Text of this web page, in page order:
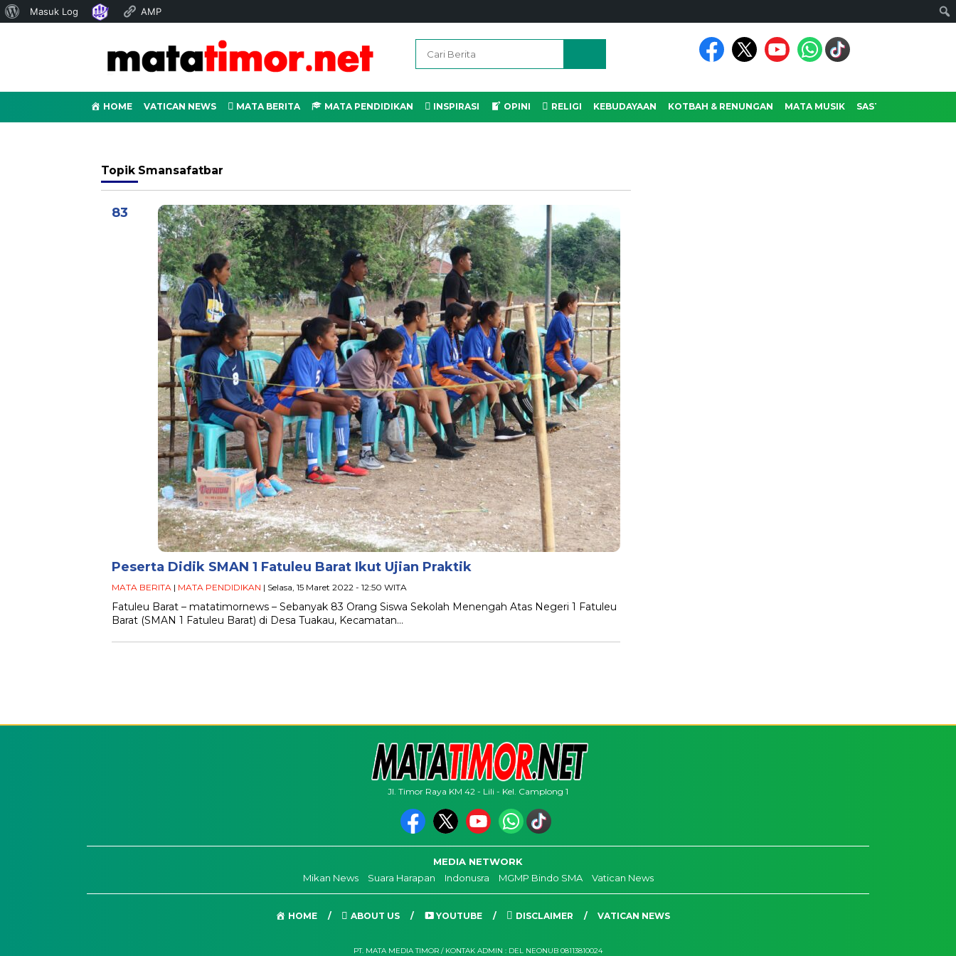
Tentang
Masuk Log AMP
HOME VATICAN NEWS MATA BERITA MATA PENDIDIKAN INSPIRASI OPINI RELIGI KEBUDAYAAN KOTBAH & RENUNGAN MATA MUSIK SASTRA
Topik Smansafatbar
83
Peserta Didik SMAN 1 Fatuleu Barat Ikut Ujian Praktik
MATA BERITA | MATA PENDIDIKAN | Selasa, 15 Maret 2022 - 12:50 WITA
Fatuleu Barat – matatimornews – Sebanyak 83 Orang Siswa Sekolah Menengah Atas Negeri 1 Fatuleu
Barat (SMAN 1 Fatuleu Barat) di Desa Tuakau, Kecamatan…
Jl. Timor Raya KM 42 - Lili - Kel. Camplong 1
MEDIA NETWORK
Mikan News
Suara Harapan Indonusra MGMP Bindo SMA Vatican News
HOME ABOUT US YOUTUBE DISCLAIMER VATICAN NEWS
PT. MATA MEDIA TIMOR / KONTAK ADMIN : DEL NEONUB 08113810024